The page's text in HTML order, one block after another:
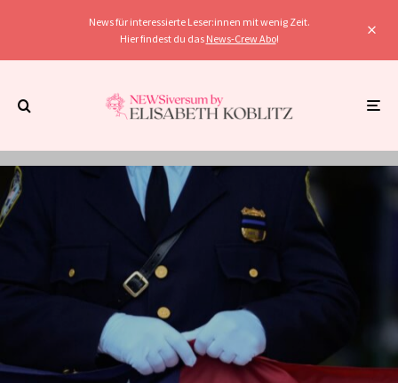
News für interessierte Leser:innen mit wenig Zeit.
Hier findest du das News-Crew Abo!